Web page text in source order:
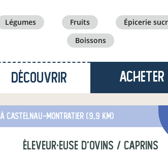
légumes fruits
épicerie
boissons
Découvrir Acheter
à Castelnau-Montratier (9,9 km)
éleveur·euse d'ovins / caprins